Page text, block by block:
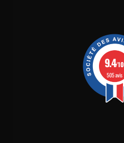
9.4/10
505 avis